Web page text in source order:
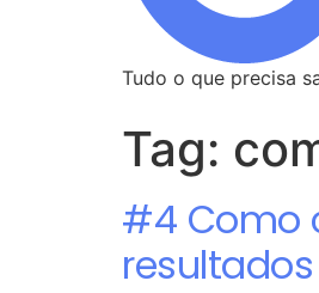
Tudo o que precisa
Tag:
#4 Como
resultados